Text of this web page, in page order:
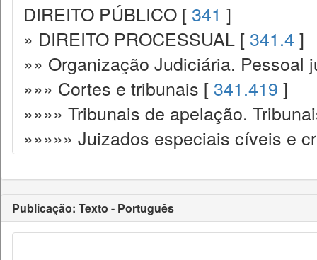
DIREITO PÚBLICO [ 341 ]
» DIREITO PROCESSUAL [ 341.4 ]
»» Organização Judiciária. Pessoal
»»» Cortes e tribunais [ 341.419 ]
»»»» Tribunais de apelação.
»»»»» Juizados especiais cíveis e
Publicação: Texto - Português